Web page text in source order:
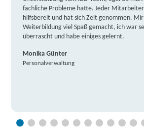
fachliche Probleme hatte. Jeder
hilfsbereit und hat sich Zeit genommen.
Weiterbildung viel Spaß gemacht, ich war
überrascht und habe einiges gelernt.
Monika Günter
Personalverwaltung